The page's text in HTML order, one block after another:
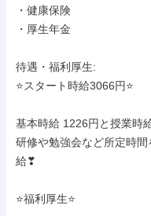
・健康保険
・厚生年金
待遇・福利厚生:
⭐️スタート時給3066円⭐️
基本時給 1226円と授業時
研修や勉強会など所定時
給❣
⭐️福利厚生⭐️